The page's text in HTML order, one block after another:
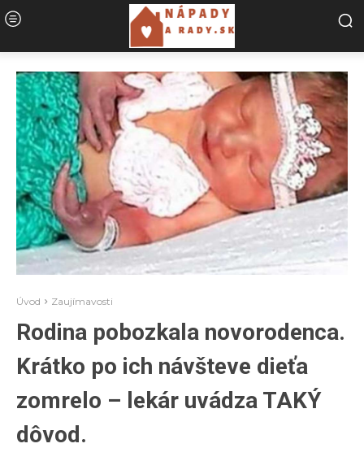
Úvod Zaujímavosti
Rodina pobozkala novorodenca.
Krátko po ich návšteve dieťa
zomrelo – lekár uvádza TAKÝ
dôvod.